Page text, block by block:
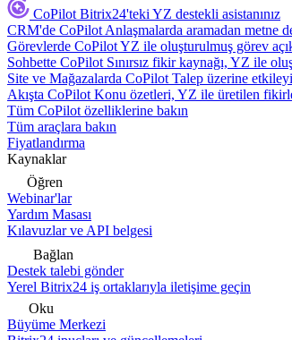
CoPilot Bitrix24'teki YZ destekli asistanınız
CRM'de CoPilot Anlaşmalarda aramadan metne
Görevlerde CoPilotYZ ile oluşturulmuş görev
Sohbette CoPilot Sınırsız fikir kaynağı, YZ ile
Site ve Mağazalarda CoPilot Talep üzerine
Akışta CoPilot Konu özetleri, YZ ile üretilen
Tüm CoPilot özelliklerine bakın
Tüm araçlara bakın
Fiyatlandırma
Kaynaklar
Öğren
Webinar'lar
Yardım Masası
Kılavuzlar ve API belgesi
Bağlan
Destek talebi gönder
Yerel Bitrix24 iş ortaklarıyla iletişime geçin
Oku
Büyüme Merkezi